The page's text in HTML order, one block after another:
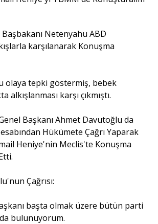
Ekonomi
Dünya
Yorum - Analiz
Söyleşi
Yazı Dizisi
Portre
Netenyahu ABD
karşılanarak Konuşma
olaya tepki göstermiş, bebek
karşı çıkmıştı.
Başkanı Ahmet Davutoğlu da
Hükümete Çağrı Yaparak
Heniye'nin Meclis'te Konuşma
Çağrısı:
başta olmak üzere bütün parti
bulunuyorum.